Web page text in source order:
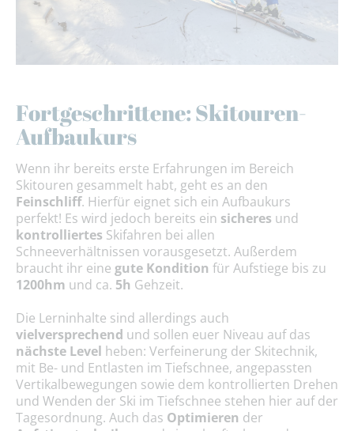
Fortgeschrittene: Skitouren-
Aufbaukurs
Wenn ihr bereits erste Erfahrungen im Bereich
Skitouren gesammelt habt, geht es an den
Feinschliff. Hierfür eignet sich ein Aufbaukurs
perfekt! Es wird jedoch bereits ein sicheres und
kontrolliertes Skifahren bei allen
Schneeverhältnissen vorausgesetzt. Außerdem
braucht ihr eine gute Kondition für Aufstiege bis zu
1200hm und ca. 5h Gehzeit.
Die Lerninhalte sind allerdings auch
vielversprechend und sollen euer Niveau auf das
nächste Level heben: Verfeinerung der Skitechnik,
mit Be- und Entlasten im Tiefschnee, angepassten
Vertikalbewegungen sowie dem kontrollierten Drehen
und Wenden der Ski im Tiefschnee stehen hier auf der
Tagesordnung. Auch das Optimieren der